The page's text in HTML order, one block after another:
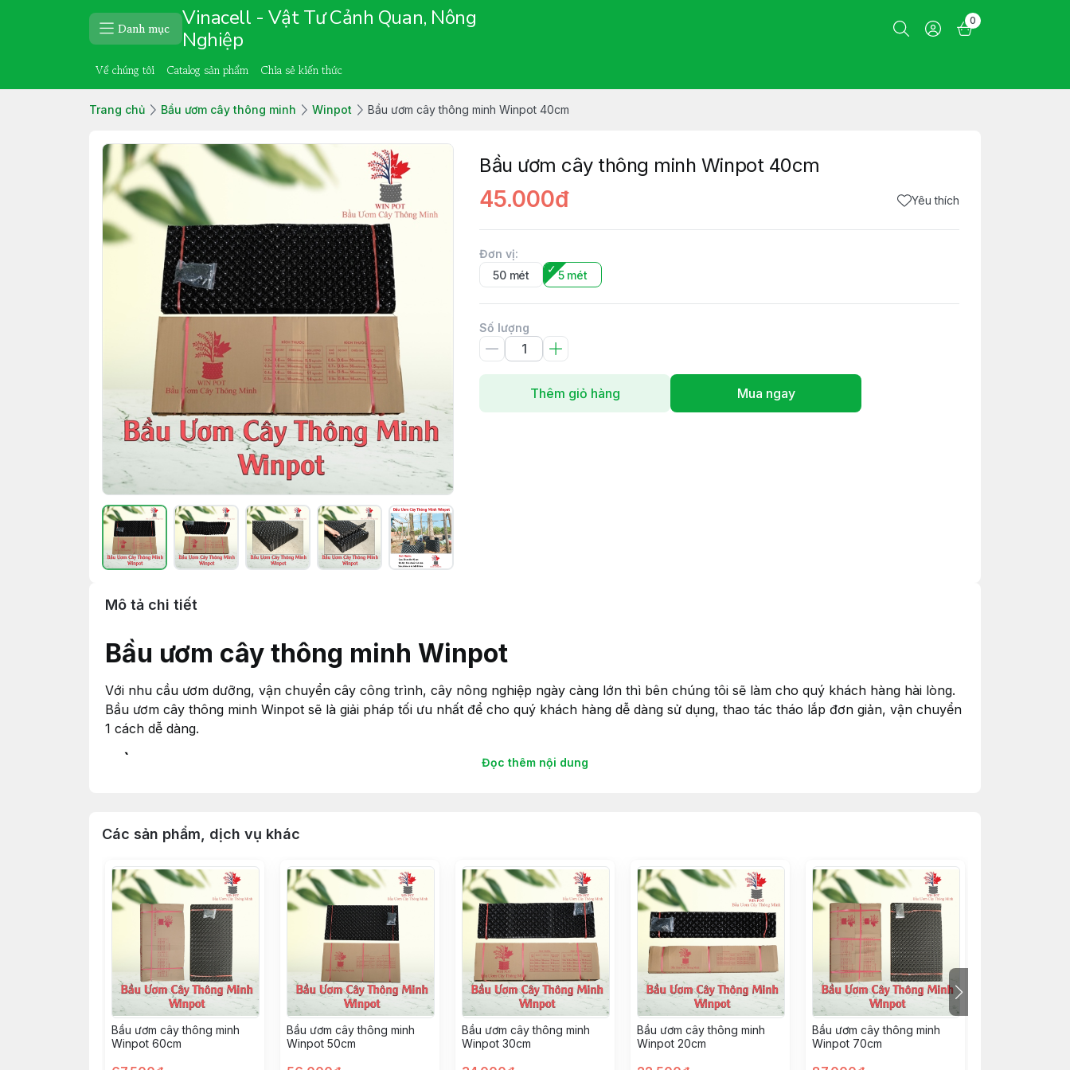
Danh mục
Vinacell - Vật Tư Cảnh Quan, Nông
Nghiệp
0
Về chúng tôi Catalog sản phẩm Chia sẻ kiến thức
Trang chủ Bầu ươm cây thông minh Winpot Bầu ươm cây thông minh Winpot 40cm
Bầu ươm cây thông minh Winpot 40cm
45.000đ Yêu thích
Đơn vị:
50 mét
5 mét
Số lượng
Thêm giỏ hàng Mua ngay
Mô tả chi tiết
Bầu ươm cây thông minh Winpot
Với nhu cầu ươm dưỡng, vận chuyển cây công trình, cây nông nghiệp ngày càng lớn thì bên chúng tôi sẽ làm cho quý khách hàng hài lòng.
Bầu ươm cây thông minh Winpot sẽ là giải pháp tối ưu nhất để cho quý khách hàng dễ dàng sử dụng, thao tác tháo lắp đơn giản, vận chuyển
1 cách dễ dàng.
Đọc thêm nội dung
Các sản phẩm, dịch vụ khác
Bầu ươm cây thông minh
Winpot 60cm
Bầu ươm cây thông minh
Winpot 50cm
Bầu ươm cây thông minh
Winpot 30cm
Bầu ươm cây thông minh
Winpot 20cm
Bầu ươm cây thông minh
Winpot 70cm